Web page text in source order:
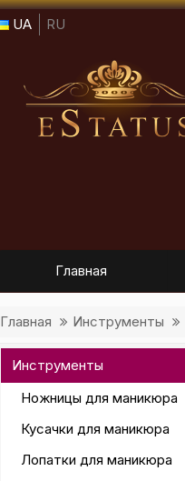
UA RU
Главная
Главная Инструменты
Инструменты
Ножницы для маникюра
Кусачки для маникюра
Лопатки для маникюра